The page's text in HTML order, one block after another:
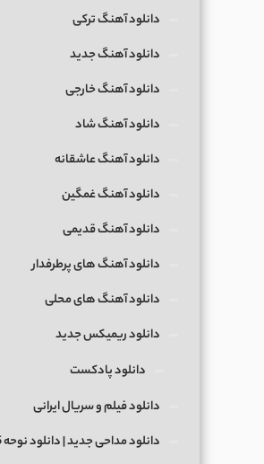
دانلود آهنگ ترکی
دانلود آهنگ جدید
دانلود آهنگ خارجی
دانلود آهنگ شاد
دانلود آهنگ عاشقانه
دانلود آهنگ غمگین
دانلود آهنگ قدیمی
دانلود آهنگ های پرطرفدار
دانلود آهنگ های محلی
دانلود ریمیکس جدید
دانلود پادکست
دانلود فیلم و سریال ایرانی
دانلود مداحی جدید | دانلود نوحه 1405